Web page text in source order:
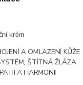
krém
A OMLAZENÍ KŮŽE
ŠTÍTNÁ ŽLÁZA
A HARMONII